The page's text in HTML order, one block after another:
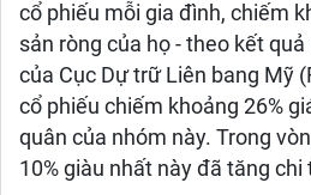
cổ phiếu mỗi gia đình, chiếm
sản ròng của họ - theo kết
của Cục Dự trữ Liên bang Mỹ
cổ phiếu chiếm khoảng 26%
quân của nhóm này. Trong
10% giàu nhất này đã tăng chi